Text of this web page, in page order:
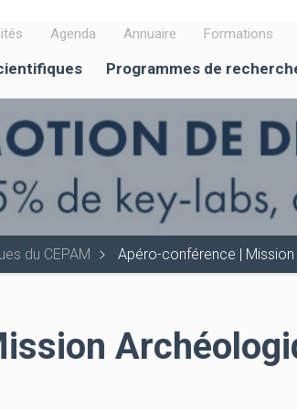
Agenda Annuaire Formations
Programmes de
du CEPAM Apéro-conférence |